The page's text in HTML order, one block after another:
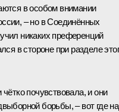
в особом внимании
– но в Соединённых
никаких преференций
в стороне при разделе
почувствовала, и они
борьбы, – вот где